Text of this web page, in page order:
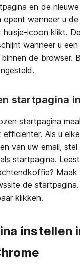
en de
opent wanneer u
icoon klikt.
wanneer u een
de browser.
startpagina
startpagina
efficienter. Als u
van uw email, stel
startpagina.
Maak
de
klikken.
instellen